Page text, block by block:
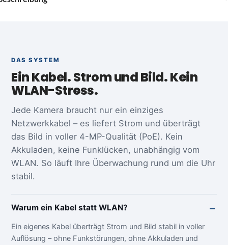
DAS SYSTEM
Ein Kabel. Strom und Bild. Kein
WLAN-Stress.
Jede Kamera braucht nur ein einziges
Netzwerkkabel – es liefert Strom und überträgt
das Bild in voller 4-MP-Qualität (PoE). Kein
Akkuladen, keine Funklücken, unabhängig vom
WLAN. So läuft Ihre Überwachung rund um die Uhr
stabil.
Warum ein Kabel statt WLAN?
Ein eigenes Kabel überträgt Strom und Bild stabil in voller
Auflösung – ohne Funkstörungen, ohne Akkuladen und